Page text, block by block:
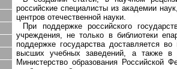
российские специалисты из академии
центров отечественной науки.
При поддержке российского
учреждения, не только в библиотеки
поддержке государства доставляется
высших учебных заведений, а также
Министерство образования Российской